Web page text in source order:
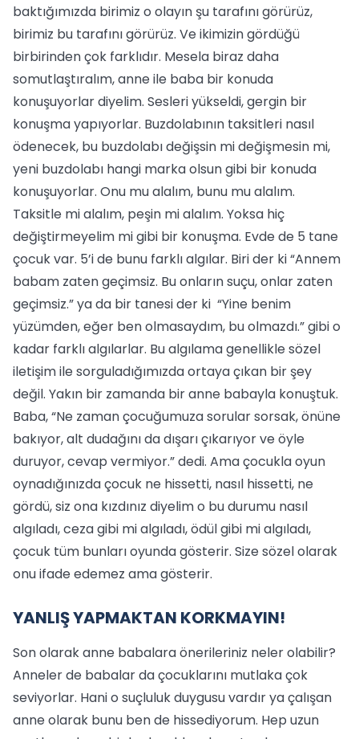
baktığımızda birimiz o olayın şu tarafını görürüz,
birimiz bu tarafını görürüz. Ve ikimizin gördüğü
birbirinden çok farklıdır. Mesela biraz daha
somutlaştıralım, anne ile baba bir konuda
konuşuyorlar diyelim. Sesleri yükseldi, gergin bir
konuşma yapıyorlar. Buzdolabının taksitleri nasıl
ödenecek, bu buzdolabı değişsin mi değişmesin mi,
yeni buzdolabı hangi marka olsun gibi bir konuda
konuşuyorlar. Onu mu alalım, bunu mu alalım.
Taksitle mi alalım, peşin mi alalım. Yoksa hiç
değiştirmeyelim mi gibi bir konuşma. Evde de 5 tane
çocuk var. 5’i de bunu farklı algılar. Biri der ki “Annem
babam zaten geçimsiz. Bu onların suçu, onlar zaten
geçimsiz.” ya da bir tanesi der ki “Yine benim
yüzümden, eğer ben olmasaydım, bu olmazdı.” gibi o
kadar farklı algılarlar. Bu algılama genellikle sözel
iletişim ile sorguladığımızda ortaya çıkan bir şey
değil. Yakın bir zamanda bir anne babayla konuştuk.
Baba, “Ne zaman çocuğumuza sorular sorsak, önüne
bakıyor, alt dudağını da dışarı çıkarıyor ve öyle
duruyor, cevap vermiyor.” dedi. Ama çocukla oyun
oynadığınızda çocuk ne hissetti, nasıl hissetti, ne
gördü, siz ona kızdınız diyelim o bu durumu nasıl
algıladı, ceza gibi mi algıladı, ödül gibi mi algıladı,
çocuk tüm bunları oyunda gösterir. Size sözel olarak
onu ifade edemez ama gösterir.
YANLIŞ YAPMAKTAN KORKMAYIN!
Son olarak anne babalara önerileriniz neler olabilir?
Anneler de babalar da çocuklarını mutlaka çok
seviyorlar. Hani o suçluluk duygusu vardır ya çalışan
anne olarak bunu ben de hissediyorum. Hep uzun